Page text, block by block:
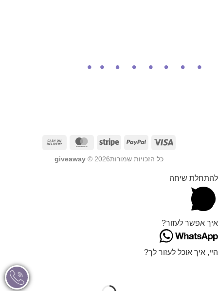
כל הזכויות שמורות2026 © giveaway
להתחלת שיחה
איך אפשר לעזור?
היי, איך אוכל לעזור לך?